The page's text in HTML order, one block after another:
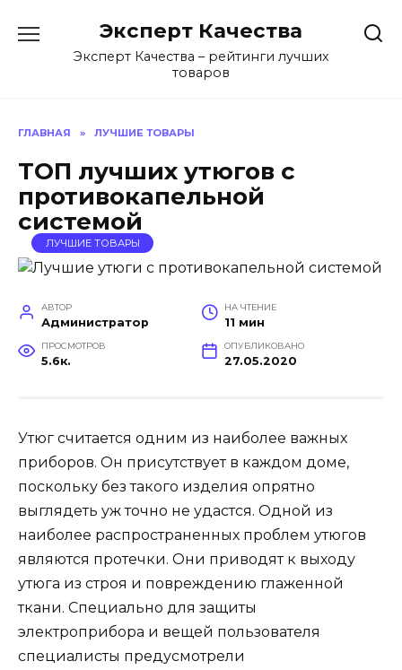
содержанию
Эксперт Качества
Эксперт Качества – рейтинги лучших
товаров
ГЛАВНАЯ » ЛУЧШИЕ ТОВАРЫ
ТОП лучших утюгов с
противокапельной
системой
ЛУЧШИЕ ТОВАРЫ
АВТОР
Администратор
НА ЧТЕНИЕ
11 мин
ПРОСМОТРОВ
5.6к.
ОПУБЛИКОВАНО
27.05.2020
Утюг считается одним из наиболее важных
приборов. Он присутствует в каждом доме,
поскольку без такого изделия опрятно
выглядеть уж точно не удастся. Одной из
наиболее распространенных проблем утюгов
являются протечки. Они приводят к выходу
утюга из строя и повреждению глаженной
ткани. Специально для защиты
электроприбора и вещей пользователя
специалисты предусмотрели